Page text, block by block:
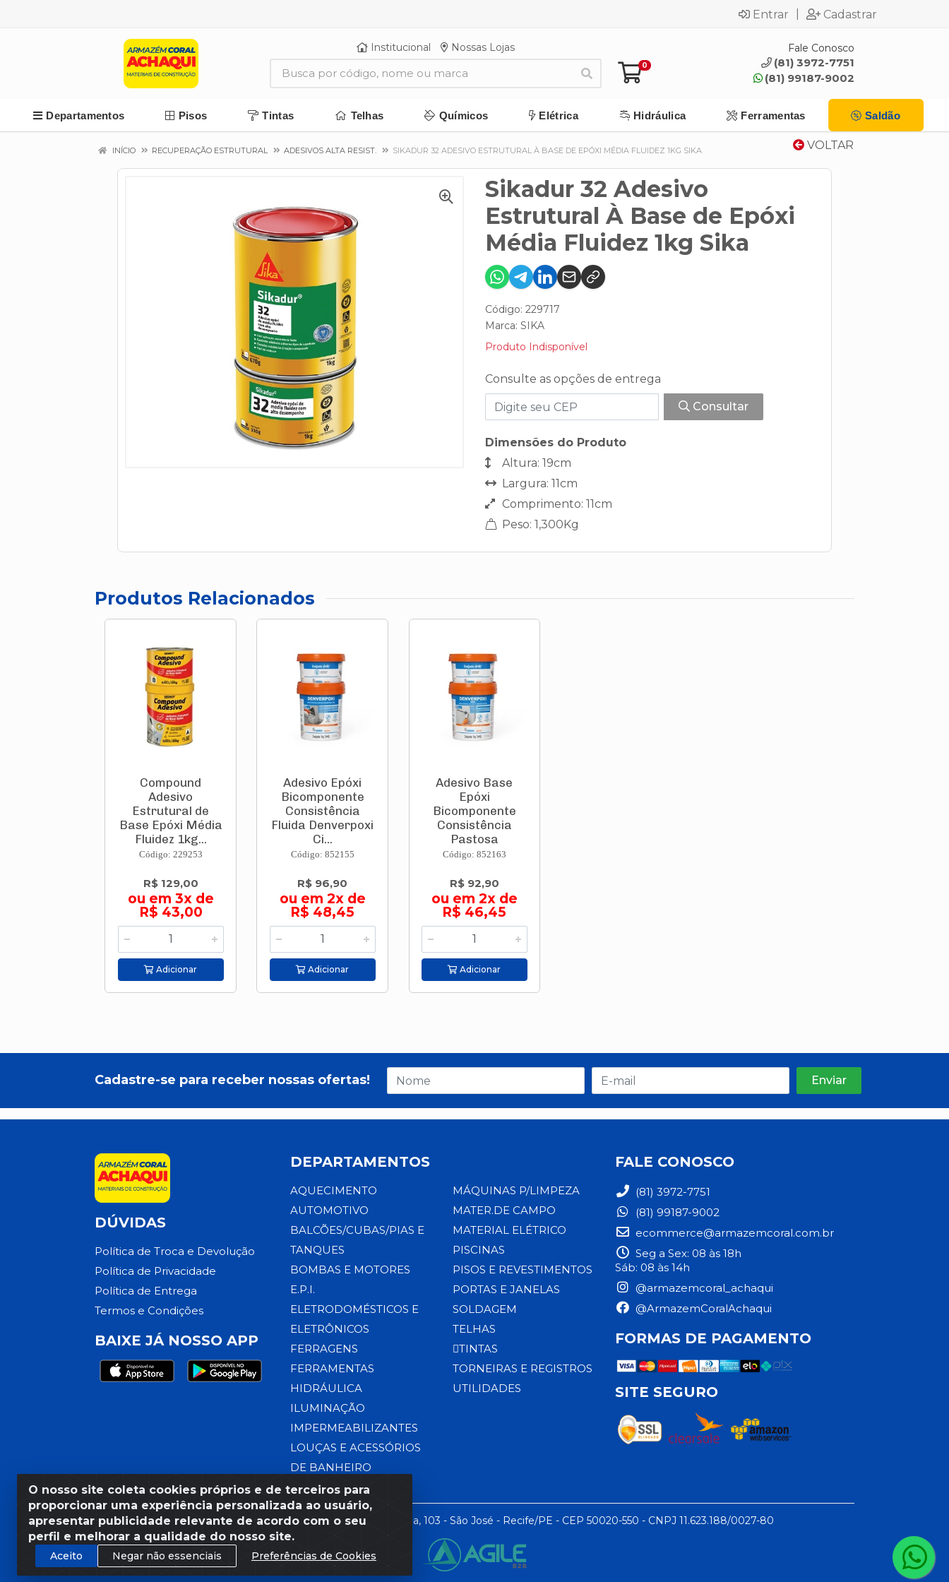
Entrar Cadastrar
Institucional Nossas Lojas
0
Fale Conosco
(81) 3972-7751
(81) 99187-9002
Departamentos Pisos Tintas Telhas Químicos Elétrica Hidráulica Ferramentas Saldão
VOLTAR
INÍCIO RECUPERAÇÃO ESTRUTURAL ADESIVOS ALTA RESIST. SIKADUR 32 ADESIVO ESTRUTURAL À BASE DE EPÓXI MÉDIA FLUIDEZ 1KG SIKA
Sikadur 32 Adesivo
Estrutural À Base de Epóxi
Média Fluidez 1kg Sika
Código: 229717
Marca: SIKA
Produto Indisponível
Consulte as opções de entrega
Consultar
Dimensões do Produto
Altura: 19cm
Largura: 11cm
Comprimento: 11cm
Peso: 1,300Kg
Produtos Relacionados
Compound
Adesivo
Estrutural de
Base Epóxi Média
Fluidez 1kg...
Código: 229253
R$ 129,00
ou em 3x de
R$ 43,00
Adicionar
Adesivo Epóxi
Bicomponente
Consistência
Fluida Denverpoxi
Ci...
Código: 852155
R$ 96,90
ou em 2x de
R$ 48,45
Adicionar
Adesivo Base
Epóxi
Bicomponente
Consistência
Pastosa
Denverp...
Código: 852163
R$ 92,90
ou em 2x de
R$ 46,45
Adicionar
O nosso site coleta cookies próprios e de terceiros para
proporcionar uma experiência personalizada ao usuário,
apresentar publicidade relevante de acordo com o seu
perfil e melhorar a qualidade do nosso site.
Aceito Negar não essenciais Preferências de Cookies
Cadastre-se para receber nossas ofertas!
DÚVIDAS
Política de Troca e Devolução
Política de Privacidade
Política de Entrega
Termos e Condições
BAIXE JÁ NOSSO APP
DEPARTAMENTOS
AQUECIMENTO
AUTOMOTIVO
BALCÕES/CUBAS/PIAS E
TANQUES
BOMBAS E MOTORES
E.P.I.
ELETRODOMÉSTICOS E
ELETRÔNICOS
FERRAGENS
FERRAMENTAS
HIDRÁULICA
ILUMINAÇÃO
IMPERMEABILIZANTES
LOUÇAS E ACESSÓRIOS
DE BANHEIRO
MÁQUINAS P/LIMPEZA
MATER.DE CAMPO
MATERIAL ELÉTRICO
PISCINAS
PISOS E REVESTIMENTOS
PORTAS E JANELAS
SOLDAGEM
TELHAS
TINTAS
TORNEIRAS E REGISTROS
UTILIDADES
FALE CONOSCO
(81) 3972-7751
(81) 99187-9002
ecommerce@armazemcoral.com.br
Seg a Sex: 08 às 18h
Sáb: 08 às 14h
@armazemcoral_achaqui
@ArmazemCoralAchaqui
FORMAS DE PAGAMENTO
SITE SEGURO
Razão Social: Armazém Coral LTDA - Rua da Praia, 103 - São José - Recife/PE - CEP 50020-550 - CNPJ 11.623.188/0027-80